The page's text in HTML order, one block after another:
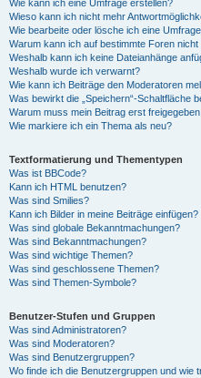
Wie kann ich eine Umfrage erstellen?
Wieso kann ich nicht mehr
Wie bearbeite oder lösche ich eine
Warum kann ich auf bestimmte Foren nicht
Weshalb kann ich keine Dateianhänge
Weshalb wurde ich verwarnt?
Wie kann ich Beiträge den Moderatoren
Was bewirkt die „Speichern“-Schaltfläche
Warum muss mein Beitrag erst
Wie markiere ich ein Thema als neu?
Textformatierung und Thementypen
Was ist BBCode?
Kann ich HTML benutzen?
Was sind Smilies?
Kann ich Bilder in meine Beiträge einfügen?
Was sind globale Bekanntmachungen?
Was sind Bekanntmachungen?
Was sind wichtige Themen?
Was sind geschlossene Themen?
Was sind Themen-Symbole?
Benutzer-Stufen und Gruppen
Was sind Administratoren?
Was sind Moderatoren?
Was sind Benutzergruppen?
Wo finde ich die Benutzergruppen und wie